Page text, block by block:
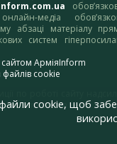
медіа
абзаці матеріалу
систем
сайтом АрміяInform
файлів cookie
cookie, щоб